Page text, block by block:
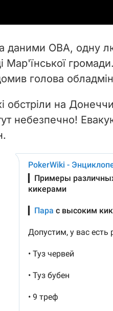
i
d
e
o
даними ОВА, одну
Мар'їнської
голова
обстріли на
небезпечно!